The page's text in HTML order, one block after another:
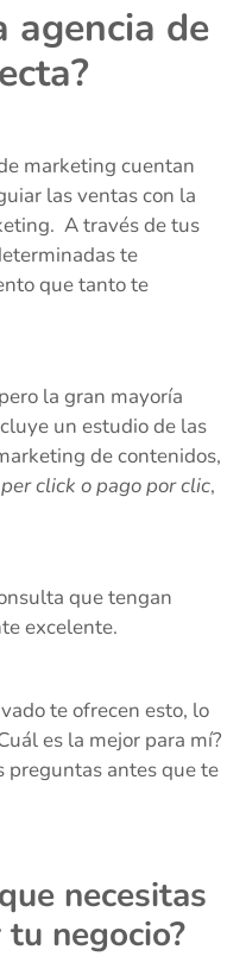
agencia de
marketing cuentan
las ventas con la
A través de tus
te
que tanto te
la gran mayoría
un estudio de las
de contenidos,
click o pago por clic,
que tengan
excelente.
te ofrecen esto, lo
es la mejor para mí?
preguntas antes que te
necesitas
negocio?